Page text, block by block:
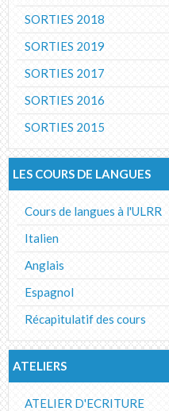
SORTIES 2018
SORTIES 2019
SORTIES 2017
SORTIES 2016
SORTIES 2015
LES COURS DE LANGUES
Cours de langues à l'ULRR
Italien
Anglais
Espagnol
Récapitulatif des cours
ATELIERS
ATELIER D'ECRITURE